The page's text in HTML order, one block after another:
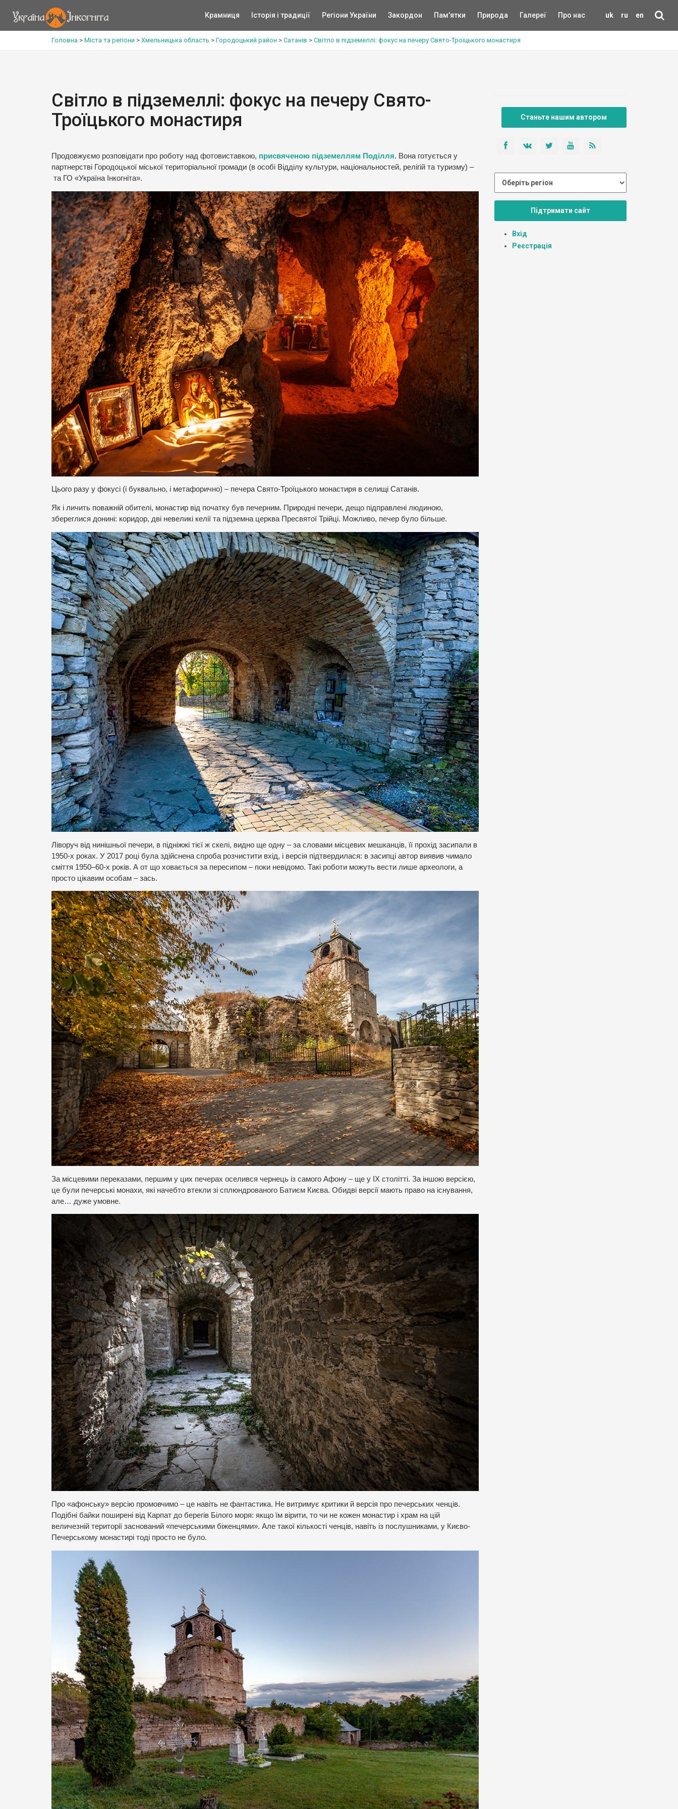
uk ru en
Крамниця Історія і традиції Регіони України Закордон Пам'ятки Природа Галереї Про нас
Головна > Міста та регіони > Хмельницька область > Городоцький район > Сатанів > Світло в підземеллі: фокус на печеру Свято-Троїцького монастиря
Світло в підземеллі: фокус на печеру Свято-
Троїцького монастиря
Продовжуємо розповідати про роботу над фотовиставкою, присвяченою підземеллям Поділля. Вона готується у
партнерстві Городоцької міської територіальної громади (в особі Відділу культури, національностей, релігій та туризму) –
та ГО «Україна Інкогніта».
Цього разу у фокусі (і буквально, і метафорично) – печера Свято-Троїцького монастиря в селищі Сатанів.
Як і личить поважній обителі, монастир від початку був печерним. Природні печери, дещо підправлені людиною,
збереглися донині: коридор, дві невеликі келії та підземна церква Пресвятої Трійці. Можливо, печер було більше.
Ліворуч від нинішньої печери, в підніжжі тієї ж скелі, видно ще одну – за словами місцевих мешканців, її прохід засипали в
1950-х роках. У 2017 році була здійснена спроба розчистити вхід, і версія підтвердилася: в засипці автор виявив чимало
сміття 1950–60-х років. А от що ховається за пересипом – поки невідомо. Такі роботи можуть вести лише археологи, а
просто цікавим особам – зась.
За місцевими переказами, першим у цих печерах оселився чернець із самого Афону – ще у IX столітті. За іншою версією,
це були печерські монахи, які начебто втекли зі сплюндрованого Батиєм Києва. Обидві версії мають право на існування,
але… дуже умовне.
Про «афонську» версію промовчимо – це навіть не фантастика. Не витримує критики й версія про печерських ченців.
Подібні байки поширені від Карпат до берегів Білого моря: якщо їм вірити, то чи не кожен монастир і храм на цій
величезній території заснований «печерськими біженцями». Але такої кількості ченців, навіть із послушниками, у Києво-
Печерському монастирі тоді просто не було.
Станьте нашим автором
Підтримати сайт
Вхід
Реєстрація